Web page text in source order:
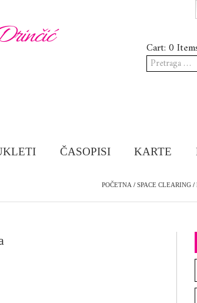
Cart: 0
Pretraga
za:
ČASOPISI KARTE
POČETNA / SPACE CLEARING /